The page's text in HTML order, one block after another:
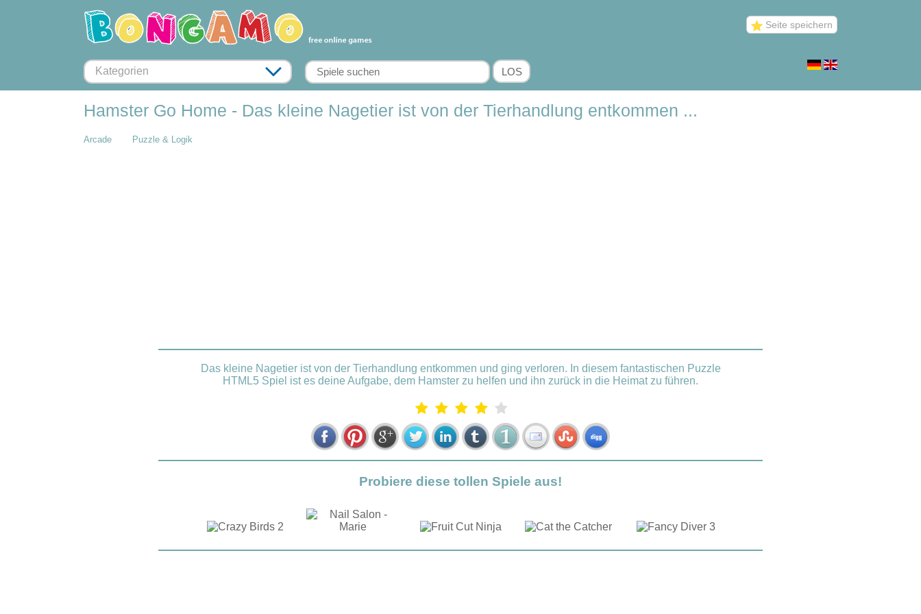
Seite speichern
Kategorien
Hamster Go Home - Das kleine Nagetier ist von der Tierhandlung entkommen ...
Arcade Puzzle & Logik
Das kleine Nagetier ist von der Tierhandlung entkommen und ging verloren. In diesem fantastischen Puzzle
HTML5 Spiel ist es deine Aufgabe, dem Hamster zu helfen und ihn zurück in die Heimat zu führen.
Probiere diese tollen Spiele aus!